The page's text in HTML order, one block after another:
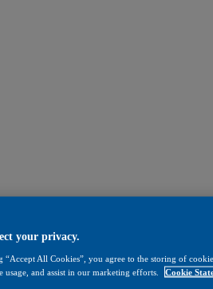
your privacy.
“Accept All Cookies”, you agree to the storing of
usage, and assist in our marketing efforts.
Cookie